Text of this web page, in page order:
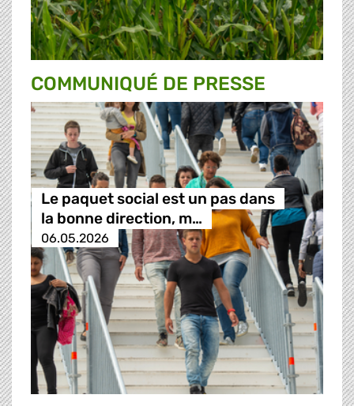
COMMUNIQUÉ DE PRESSE
Le paquet social est un pas dans
la bonne direction, m…
06.05.2026